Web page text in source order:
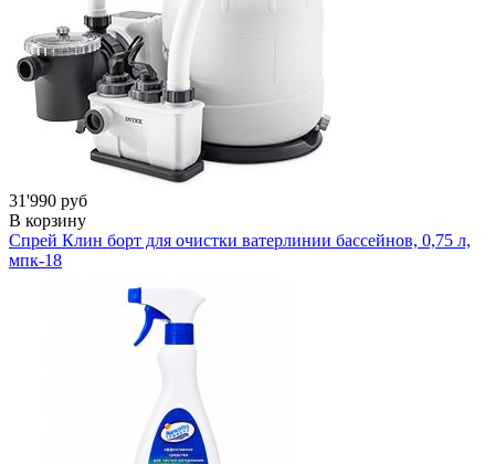
31'990 руб
В корзину
Спрей Клин борт для очистки ватерлинии бассейнов, 0,75 л,
мпк-18